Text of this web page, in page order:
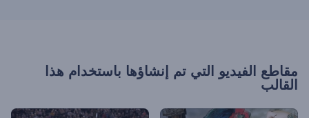
مقاطع الفيديو التي تم إنشاؤها باستخدام هذا
القالب